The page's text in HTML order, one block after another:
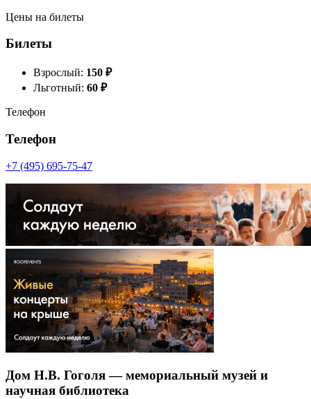
Цены на билеты
Билеты
Взрослый: 150 ₽
Льготный: 60 ₽
Телефон
Телефон
+7 (495) 695-75-47
Дом Н.В. Гоголя — мемориальный музей и
научная библиотека